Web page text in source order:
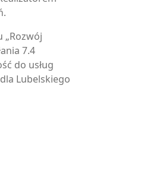
„Rozwój
7.4
do usług
Lubelskiego